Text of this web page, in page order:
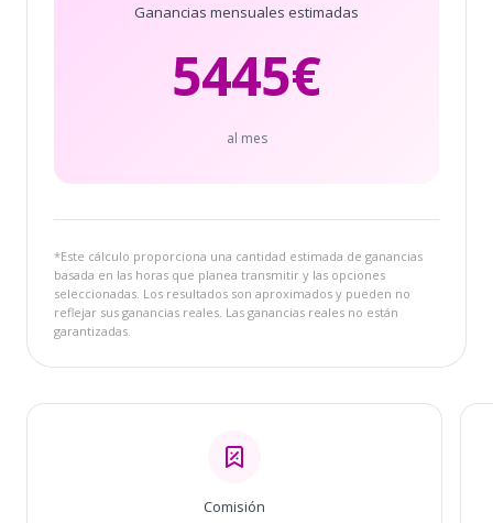
Ganancias mensuales estimadas
5445€
al mes
*Este cálculo proporciona una cantidad estimada de ganancias
basada en las horas que planea transmitir y las opciones
seleccionadas. Los resultados son aproximados y pueden no
reflejar sus ganancias reales. Las ganancias reales no están
garantizadas.
Comisión